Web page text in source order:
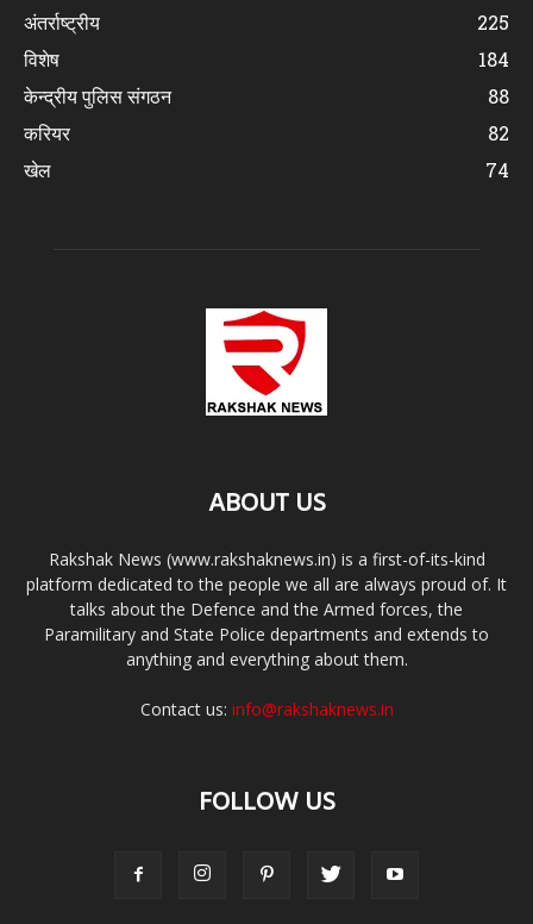
अंतर्राष्ट्रीय
225
विशेष
184
केन्द्रीय पुलिस संगठन
88
करियर
82
खेल
74
ABOUT US
Rakshak News (www.rakshaknews.in) is a first-of-its-kind
platform dedicated to the people we all are always proud of. It
talks about the Defence and the Armed forces, the
Paramilitary and State Police departments and extends to
anything and everything about them.
Contact us: info@rakshaknews.in
FOLLOW US